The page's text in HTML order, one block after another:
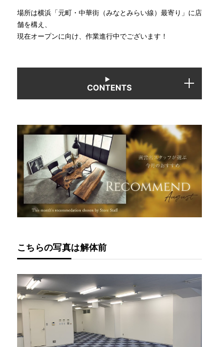
MOKUBA CHANNEL
場所は横浜「元町・中華街（みなとみらい線）最寄り」に店
舗を構え、
現在オープンに向け、作業進行中でございます！
CONTENTS
こちらの写真は解体前